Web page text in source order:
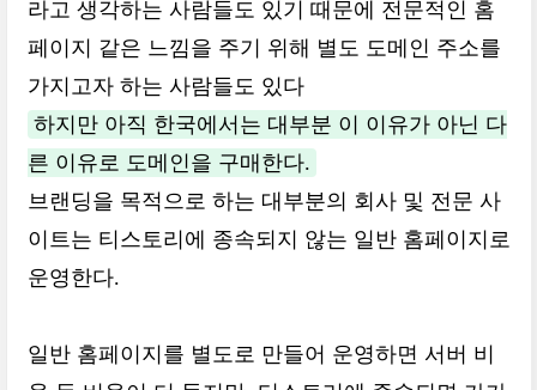
라고 생각하는 사람들도 있기 때문에 전문적인 홈
페이지 같은 느낌을 주기 위해 별도 도메인 주소를
가지고자 하는 사람들도 있다
하지만 아직 한국에서는 대부분 이 이유가 아닌 다
른 이유로 도메인을 구매한다.
브랜딩을 목적으로 하는 대부분의 회사 및 전문 사
이트는 티스토리에 종속되지 않는 일반 홈페이지로
운영한다.
일반 홈페이지를 별도로 만들어 운영하면 서버 비